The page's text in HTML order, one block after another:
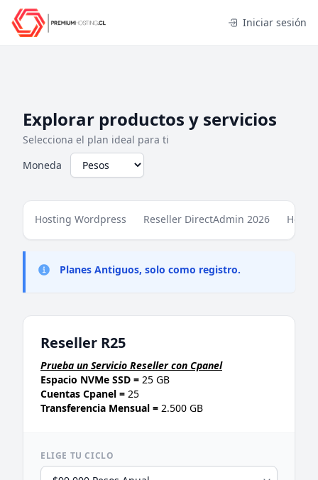
Iniciar sesión
Explorar productos y servicios
Selecciona el plan ideal para ti
Moneda
Hosting Wordpress Reseller DirectAdmin 2026
Planes Antiguos, solo como registro.
Reseller R25
Prueba un Servicio Reseller con Cpanel
Espacio NVMe SSD = 25 GB
Cuentas Cpanel = 25
Transferencia Mensual = 2.500 GB
ELIGE TU CICLO